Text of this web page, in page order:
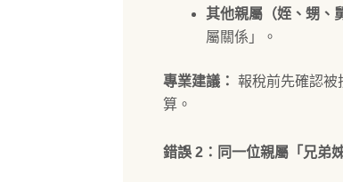
其他親屬（姪、甥、
屬關係」。
專業建議： 報稅前先確認被
算。
錯誤 2：同一位親屬「兄弟